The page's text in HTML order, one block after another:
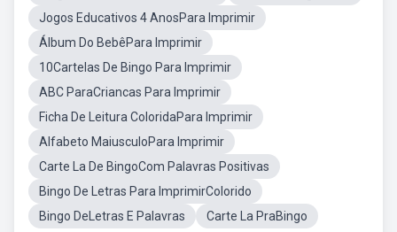
Jogos Educativos 4 AnosPara Imprimir
Álbum Do BebêPara Imprimir
10Cartelas De Bingo Para Imprimir
ABC ParaCriancas Para Imprimir
Ficha De Leitura ColoridaPara Imprimir
Alfabeto MaiusculoPara Imprimir
Carte La De BingoCom Palavras Positivas
Bingo De Letras Para ImprimirColorido
Bingo DeLetras E Palavras
Carte La PraBingo